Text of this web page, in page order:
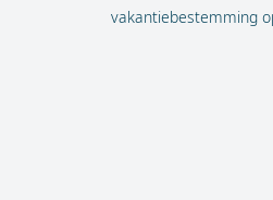
vakantiebestemming